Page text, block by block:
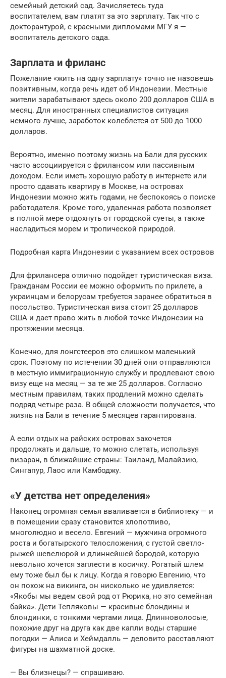
семейный детский сад. Зачисляетесь туда
воспитателем, вам платят за это зарплату. Так что с
докторантурой, с красными дипломами МГУ я —
воспитатель детского сада.
Зарплата и фриланс
Пожелание «жить на одну зарплату» точно не назовешь
позитивным, когда речь идет об Индонезии. Местные
жители зарабатывают здесь около 200 долларов США в
месяц. Для иностранных специалистов ситуация
немного лучше, заработок колеблется от 500 до 1000
долларов.
Вероятно, именно поэтому жизнь на Бали для русских
часто ассоциируется с фрилансом или пассивным
доходом. Если иметь хорошую работу в интернете или
просто сдавать квартиру в Москве, на островах
Индонезии можно жить годами, не беспокоясь о поиске
работодателя. Кроме того, удаленная работа позволяет
в полной мере отдохнуть от городской суеты, а также
насладиться морем и тропической природой.
Подробная карта Индонезии с указанием всех островов
Для фрилансера отлично подойдет туристическая виза.
Гражданам России ее можно оформить по прилете, а
украинцам и белорусам требуется заранее обратиться в
посольство. Туристическая виза стоит 25 долларов
США и дает право жить в любой точке Индонезии на
протяжении месяца.
Конечно, для лонгстееров это слишком маленький
срок. Поэтому по истечении 30 дней они отправляются
в местную иммиграционную службу и продлевают свою
визу еще на месяц — за те же 25 долларов. Согласно
местным правилам, таких продлений можно сделать
подряд четыре раза. В общей сложности получается, что
жизнь на Бали в течение 5 месяцев гарантирована.
А если отдых на райских островах захочется
продолжать и дальше, то можно слетать, используя
визаран, в ближайшие страны: Таиланд, Малайзию,
Сингапур, Лаос или Камбоджу.
«У детства нет определения»
Наконец огромная семья вваливается в библиотеку — и
в помещении сразу становится хлопотливо,
многолюдно и весело. Евгений — мужчина огромного
роста и богатырского телосложения, с густой светло-
рыжей шевелюрой и длиннейшей бородой, которую
невольно хочется заплести в косичку. Рогатый шлем
ему тоже был бы к лицу. Когда я говорю Евгению, что
он похож на викинга, он нисколько не удивляется:
«Якобы мы ведем свой род от Рюрика, но это семейная
байка». Дети Тепляковы — красивые блондины и
блондинки, с тонкими чертами лица. Длинноволосые,
похожие друг на друга как две капли воды старшие
погодки — Алиса и Хеймдалль — деловито расставляют
фигуры на шахматной доске.
— Вы близнецы? — спрашиваю.